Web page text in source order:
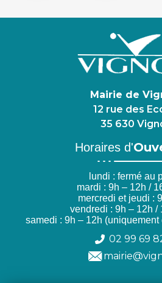
Mairie de
12 rue des
35 630
Horaires d'
lundi : fermé au
mardi : 9h – 12h /
mercredi et jeudi :
vendredi : 9h – 12h /
samedi : 9h – 12h
02 99 69